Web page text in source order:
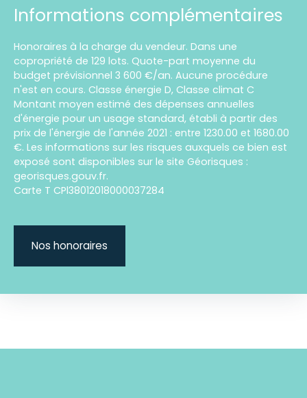
Informations complémentaires
Honoraires à la charge du vendeur. Dans une
copropriété de 129 lots. Quote-part moyenne du
budget prévisionnel 3 600 €/an. Aucune procédure
n'est en cours. Classe énergie D, Classe climat C
Montant moyen estimé des dépenses annuelles
d'énergie pour un usage standard, établi à partir des
prix de l'énergie de l'année 2021 : entre 1230.00 et 1680.00
€. Les informations sur les risques auxquels ce bien est
exposé sont disponibles sur le site Géorisques :
georisques.gouv.fr.
Carte T CPl38012018000037284
Nos honoraires